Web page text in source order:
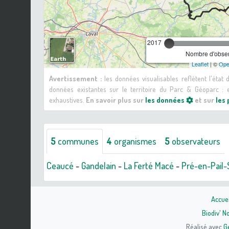
2017
Nombre
Leaflet| ©
Avertissement : les données visualisables reflètent l'état
données existantes sur le territoire du Parc & Géoparc :
exhaustives. En savoir plus sur les données et sur les
5 communes 4 organismes 5 observateurs
Ceaucé - Gandelain - La Ferté Macé - Pré-en-Pail-
Biodiv'
Réalisé avec